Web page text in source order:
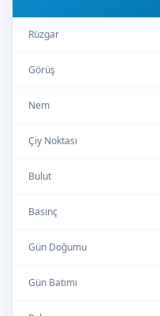
Rüzgar
Görüş
Nem
Çiy Noktası
Bulut
Basınç
Gün Doğumu
Gün Batımı